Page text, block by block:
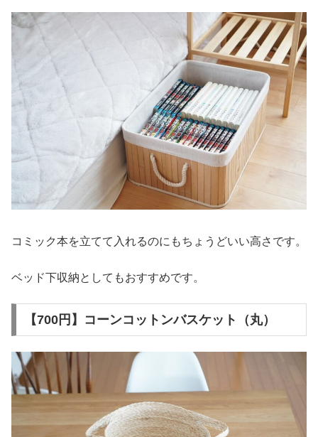
コミック本を立てて入れるのにもちょうどいい高さです。
ベッド下収納としてもおすすめです。
【700円】コーンコットンバスケット（丸）